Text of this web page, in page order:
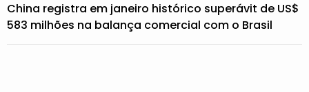
China registra em janeiro histórico superávit de US$
583 milhões na balança comercial com o Brasil